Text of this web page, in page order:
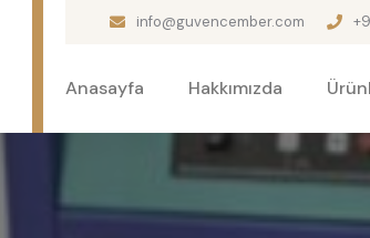
info@guvencember.com
Anasayfa Hakkımızda